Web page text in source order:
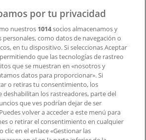
y de marketing
en el mapa
problema en la web o en la
por tu privacidad
nuestros 1014socios almacenamos y
personales, como datos de navegación o
en tu dispositivo. Si seleccionas Aceptar
que las tecnologías de rastreo
que se muestran en «nosotros y
datos para proporcionar». Si
o retiras tu consentimiento, los
deshabilitan los rastreadores, parte del
que ves podrían dejar de ser
volver a acceder a este menú para
o retirar el consentimiento en cualquier
en el enlace «Gestionar las